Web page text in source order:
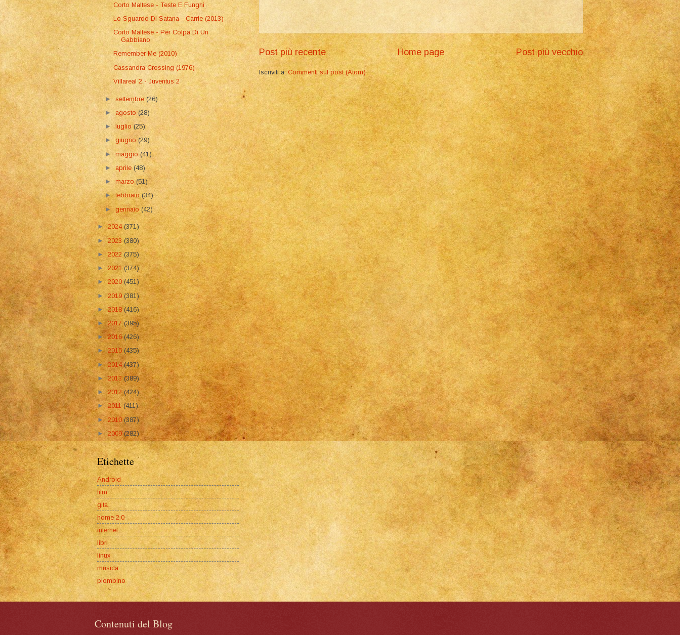
Post più recente Post più vecchio
Home page
Iscriviti a:Commenti sul post (Atom)
Corto Maltese - Teste E Funghi
Lo Sguardo Di Satana - Carrie (2013)
Corto Maltese - Per Colpa Di Un
Gabbiano
Remember Me (2010)
Cassandra Crossing (1976)
Villareal 2 - Juventus 2
►settembre(26)
►agosto(28)
►luglio(25)
►giugno(29)
►maggio(41)
►aprile(48)
►marzo(51)
►febbraio(34)
►gennaio(42)
►2024(371)
►2023(380)
►2022(375)
►2021(374)
►2020 (451)
►2019(381)
►2018(416)
►2017(395)
►2016(426)
►2015(435)
►2014(437)
►2013 (389)
►2012(424)
►2011(411)
►2010(387)
►2009(282)
Etichette
Android
film
gita
home 2.0
internet
libri
linux
musica
piombino
Contenuti del Blog